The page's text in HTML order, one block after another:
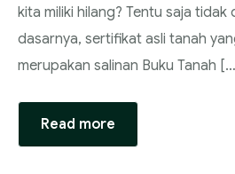
kita miliki hilang? Tentu saja tidak
dasarnya, sertifikat asli tanah
merupakan salinan Buku Tanah
Read more